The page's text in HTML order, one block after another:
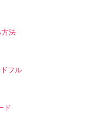
法
フル
ド